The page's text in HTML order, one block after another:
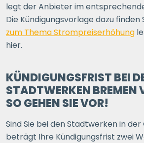
legt der Anbieter im
Die Kündigungsvorlage dazu finden
zum Thema Strompreiserhöhung
hier.
KÜNDIGUNGSFRIST BEI
STADTWERKEN BREMEN
SO GEHEN SIE VOR!
Sind Sie bei den Stadtwerken in
beträgt Ihre Kündigungsfrist zwei